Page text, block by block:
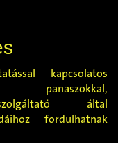
kapcsolatos
panaszokkal,
által
fordulhatnak